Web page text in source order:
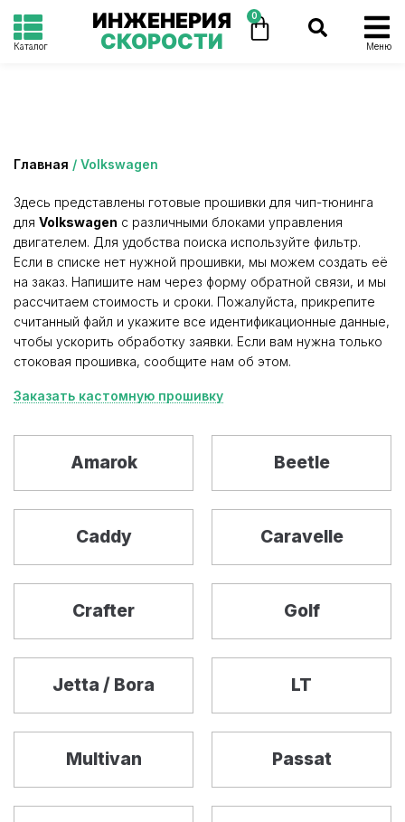
Каталог
ИНЖЕНЕРИЯ
СКОРОСТИ
0
Меню
Главная / Volkswagen
Здесь представлены готовые прошивки для чип-тюнинга
для Volkswagen с различными блоками управления
двигателем. Для удобства поиска используйте фильтр.
Если в списке нет нужной прошивки, мы можем создать её
на заказ. Напишите нам через форму обратной связи, и мы
рассчитаем стоимость и сроки. Пожалуйста, прикрепите
считанный файл и укажите все идентификационные данные,
чтобы ускорить обработку заявки. Если вам нужна только
стоковая прошивка, сообщите нам об этом.
Заказать кастомную прошивку
Amarok Beetle
Caddy Caravelle
Crafter Golf
Jetta / Bora LT
Multivan Passat